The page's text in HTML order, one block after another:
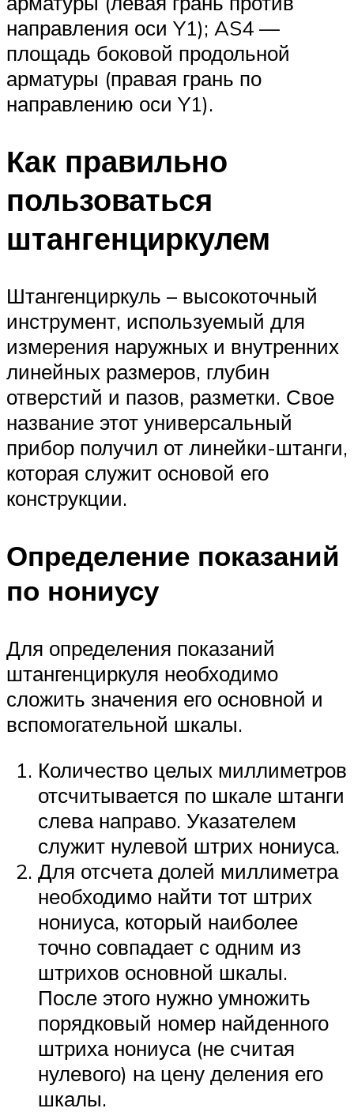
направления оси Y1); AS4 —
площадь боковой продольной
арматуры (правая грань по
направлению оси Y1).
Как правильно
пользоваться
штангенциркулем
Штангенциркуль – высокоточный
инструмент, используемый для
измерения наружных и внутренних
линейных размеров, глубин
отверстий и пазов, разметки. Свое
название этот универсальный
прибор получил от линейки-штанги,
которая служит основой его
конструкции.
Определение показаний
по нониусу
Для определения показаний
штангенциркуля необходимо
сложить значения его основной и
вспомогательной шкалы.
Количество целых миллиметров
отсчитывается по шкале штанги
слева направо. Указателем
служит нулевой штрих нониуса.
Для отсчета долей миллиметра
необходимо найти тот штрих
нониуса, который наиболее
точно совпадает с одним из
штрихов основной шкалы.
После этого нужно умножить
порядковый номер найденного
штриха нониуса (не считая
нулевого) на цену деления его
шкалы.